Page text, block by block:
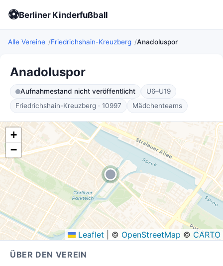
⚽Berliner Kinderfußball
Alle Vereine Friedrichshain-Kreuzberg Anadoluspor
Anadoluspor
Aufnahmestand nicht veröffentlicht
U6–U19
Friedrichshain-Kreuzberg · 10997
Mädchenteams
+
−
Leaflet © OpenStreetMap © CARTO
ÜBER DEN VEREIN